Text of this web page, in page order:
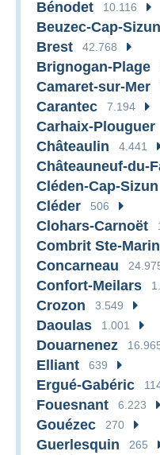
Bénodet 10.116
Beuzec-Cap-Sizun
Brest 42.768
Brignogan-Plage
Camaret-sur-Mer
Carantec 7.194
Carhaix-Plouguer
Châteaulin 4.441
Châteauneuf-du-
Cléden-Cap-Sizun
Cléder 506
Clohars-Carnoët
Combrit Ste-
Concarneau
Confort-Meilars
Crozon 3.549
Daoulas 1.001
Douarnenez
Elliant 639
Ergué-Gabéric
Fouesnant 6.223
Gouézec 270
Guerlesquin 265